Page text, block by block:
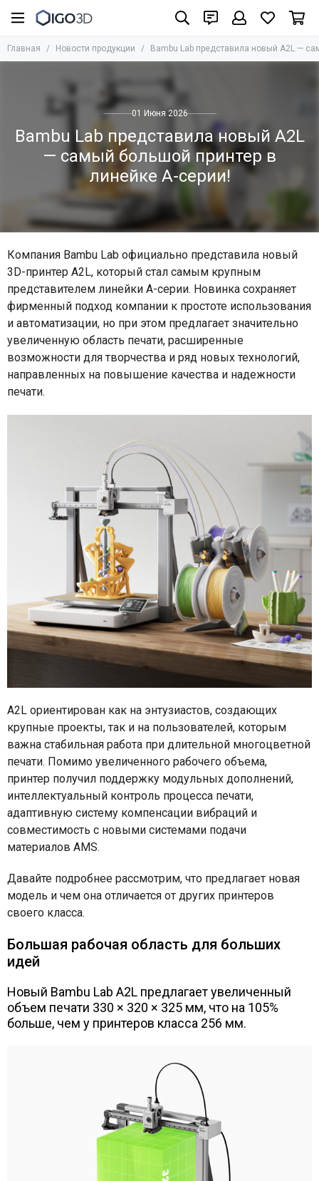
Главная Новости продукции Bambu Lab представила новый A2L —
01 Июня 2026
Bambu Lab представила новый A2L
— самый большой принтер в
линейке A-серии!
Компания Bambu Lab официально представила новый
3D-принтер A2L, который стал самым крупным
представителем линейки A-серии. Новинка сохраняет
фирменный подход компании к простоте использования
и автоматизации, но при этом предлагает значительно
увеличенную область печати, расширенные
возможности для творчества и ряд новых технологий,
направленных на повышение качества и надежности
печати.
A2L ориентирован как на энтузиастов, создающих
крупные проекты, так и на пользователей, которым
важна стабильная работа при длительной многоцветной
печати. Помимо увеличенного рабочего объема,
принтер получил поддержку модульных дополнений,
интеллектуальный контроль процесса печати,
адаптивную систему компенсации вибраций и
совместимость с новыми системами подачи
материалов AMS.
Давайте подробнее рассмотрим, что предлагает новая
модель и чем она отличается от других принтеров
своего класса.
Большая рабочая область для больших
идей
Новый Bambu Lab A2L предлагает увеличенный
объем печати 330 × 320 × 325 мм, что на 105%
больше, чем у принтеров класса 256 мм.